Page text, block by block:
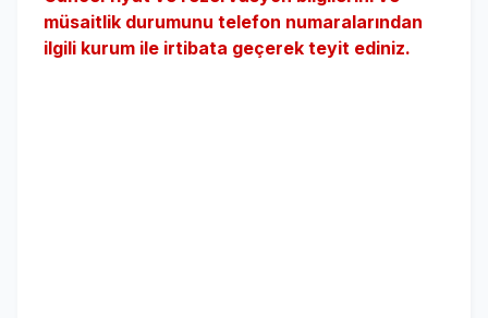
müsaitlik durumunu telefon numaralarından
ilgili kurum ile irtibata geçerek teyit ediniz.